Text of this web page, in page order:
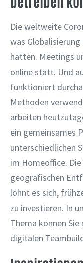
Die weltweite
was
hatten. Meetings
online statt. Und
funktioniert
Methoden
arbeiten
ein gemeinsames
unterschiedlichen
im Homeoffice.
geografischen
lohnt es sich,
zu investieren. In
Thema können
digitalen